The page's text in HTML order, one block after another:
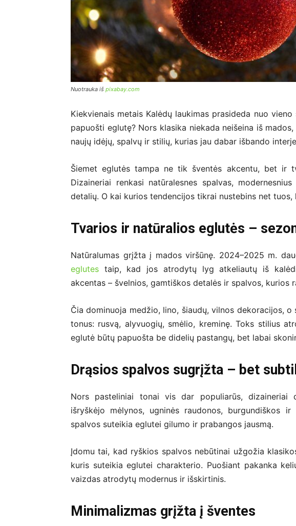
Nuotrauka iš pixabay.com
Kiekvienais metais Kalėdų laukimas prasideda nuo
papuošti eglutę? Nors klasika niekada neišeina iš
naujų idėjų, spalvų ir stilių, kurias jau dabar išbando
Šiemet eglutės tampa ne tik šventės akcentu, bet ir
Dizaineriai renkasi natūralesnes spalvas,
detalių. O kai kurios tendencijos tikrai nustebins net
Tvarios ir natūralios eglutės –
Natūralumas grįžta į mados viršūnę. 2024–2025 m.
eglutes taip, kad jos atrodytų lyg atkeliautų iš
akcentas – švelnios, gamtiškos detalės ir spalvos, kurios
Čia dominuoja medžio, lino, šiaudų, vilnos dekoracijos,
tonus: rusvą, alyvuogių, smėlio, kreminę. Toks stilius
eglutė būtų papuošta be didelių pastangų, bet labai
Drąsios spalvos sugrįžta – bet
Nors pasteliniai tonai vis dar populiarūs, dizaineriai
išryškėjo mėlynos, ugninės raudonos, burgundiškos
spalvos suteikia eglutei gilumo ir prabangos jausmą.
Įdomu tai, kad ryškios spalvos nebūtinai užgožia
kuris suteikia eglutei charakterio. Puošiant pakanka
vaizdas atrodytų modernus ir išskirtinis.
Minimalizmas grįžta į šventes